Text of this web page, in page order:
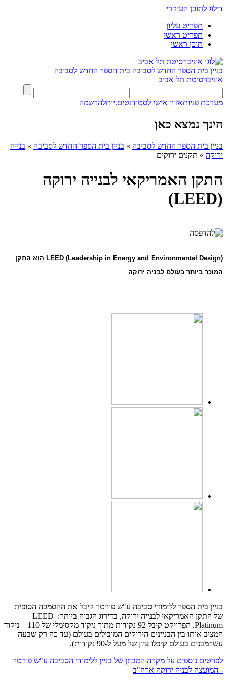
דילוג לתוכן העיקרי
תפריט עליון
תפריט ראשי
תוכן ראשי
בניין בית הספר החדש לסביבה בית הספר החדש לסביבה
אוניברסיטת תל אביב
מערכת פניותאזור אישי לסטודנטים.יותלהרשמה
הינך נמצא כאן
בניין בית הספר החדש לסביבה » בניין בית הספר החדש לסביבה » בנייה
ירוקה » תקנים ירוקים
התקן האמריקאי לבנייה ירוקה
(LEED)
(LEED (Leadership in Energy and Environmental Design הוא התקן
המוכר ביותר בעולם לבניה ירוקה
בניין בית הספר ללימודי סביבה ע"ש פורטר קיבל את ההסמכה הסופית
של התקן האמריקאי לבנייה ירוקה, בדירוג הגבוה ביותר: LEED
Platinum. הפרויקט קיבל 92 נקודות מתוך ניקוד מקסימלי של 110 – ניקוד
המציב אותו בין הבניינים הירוקים המובילים בעולם (עד כה רק שבעה
עשרמבנים בעולם קיבלו ציון של מעל ל-90 נקודות).
לפרטים נוספים על מקרה המבחן של בניין ללימודי הסביבה ע"ש פורטר
- המועצה לבניה ירוקה ארה"ב